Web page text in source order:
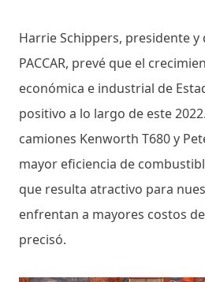
Harrie Schippers, presidente
PACCAR, prevé que el
económica e industrial de
positivo a lo largo de este
camiones Kenworth T680 y
mayor eficiencia de
que resulta atractivo para
enfrentan a mayores costos
precisó.